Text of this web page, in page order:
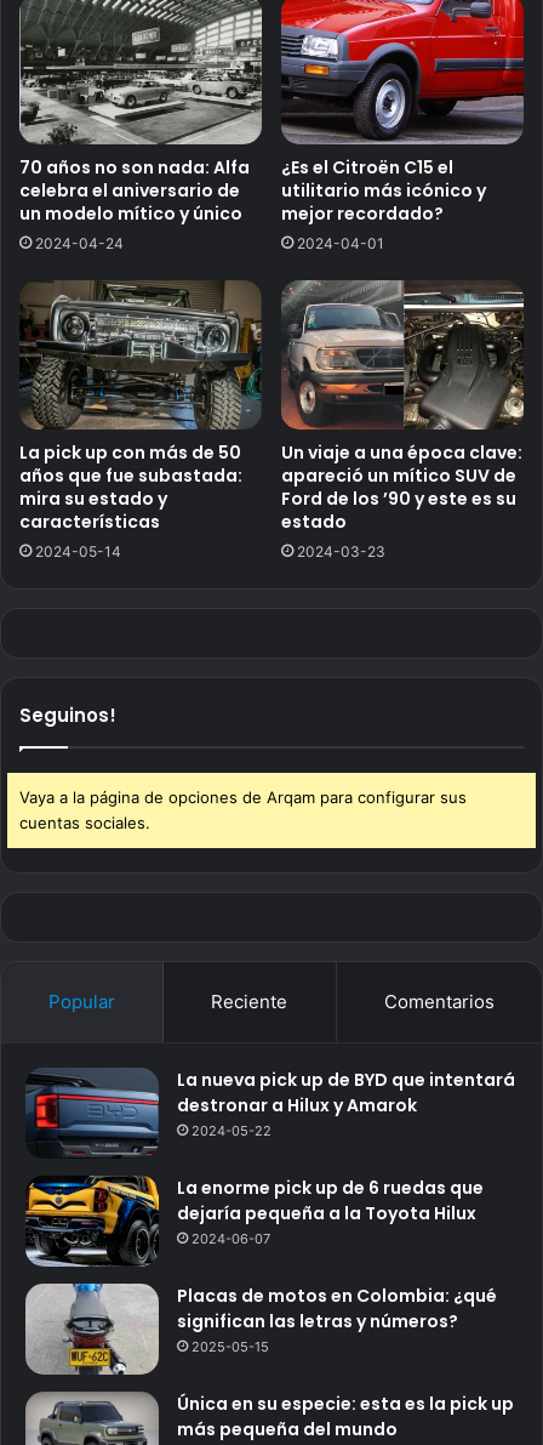
70 años no son nada: Alfa
celebra el aniversario de
un modelo mítico y único
2024-04-24
¿Es el Citroën C15 el
utilitario más icónico y
mejor recordado?
2024-04-01
La pick up con más de 50
años que fue subastada:
mira su estado y
características
2024-05-14
Un viaje a una época clave:
apareció un mítico SUV de
Ford de los ’90 y este es su
estado
2024-03-23
Seguinos!
Vaya a la página de opciones de Arqam para configurar sus
cuentas sociales.
Popular Reciente Comentarios
La nueva pick up de BYD que intentará
destronar a Hilux y Amarok
2024-05-22
La enorme pick up de 6 ruedas que
dejaría pequeña a la Toyota Hilux
2024-06-07
Placas de motos en Colombia: ¿qué
significan las letras y números?
2025-05-15
Única en su especie: esta es la pick up
más pequeña del mundo